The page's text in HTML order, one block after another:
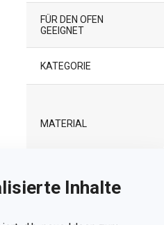
Inhalte
FÜR DEN OFEN
GEEIGNET
KATEGORIE
MATERIAL
PRODUKTART